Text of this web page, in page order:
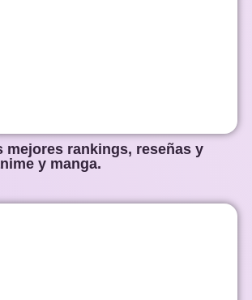
mejores rankings, reseñas y
y manga.